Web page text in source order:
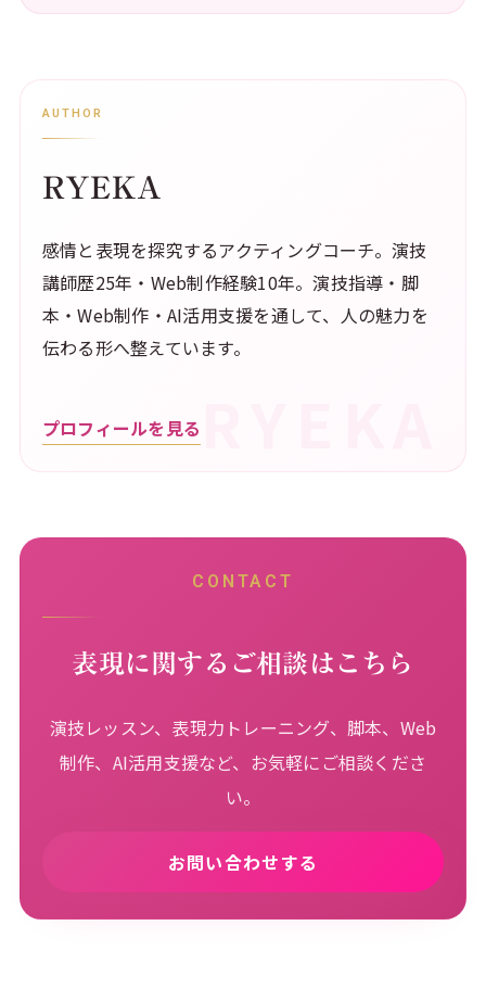
AUTHOR
RYEKA
感情と表現を探究するアクティングコーチ。演技
講師歴25年・Web制作経験10年。演技指導・脚
本・Web制作・AI活用支援を通して、人の魅力を
伝わる形へ整えています。
プロフィールを見る
CONTACT
表現に関するご相談はこちら
演技レッスン、表現力トレーニング、脚本、Web
制作、AI活用支援など、お気軽にご相談くださ
い。
お問い合わせする